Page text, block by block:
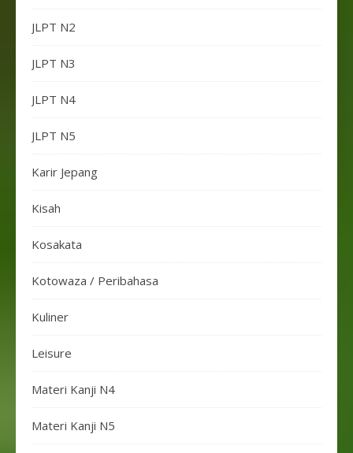
JLPT N2
JLPT N3
JLPT N4
JLPT N5
Karir Jepang
Kisah
Kosakata
Kotowaza / Peribahasa
Kuliner
Leisure
Materi Kanji N4
Materi Kanji N5